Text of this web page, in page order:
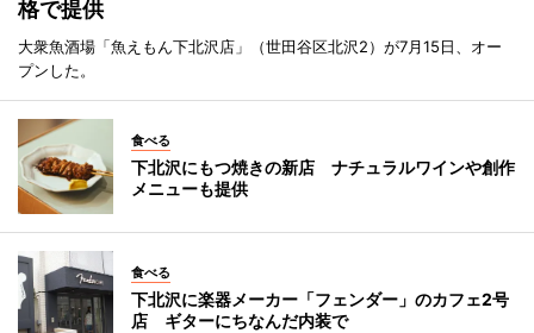
格で提供
大衆魚酒場「魚えもん下北沢店」（世田谷区北沢2）が7月15日、オー
プンした。
食べる
下北沢にもつ焼きの新店 ナチュラルワインや創作
メニューも提供
食べる
下北沢に楽器メーカー「フェンダー」のカフェ2号
店 ギターにちなんだ内装で